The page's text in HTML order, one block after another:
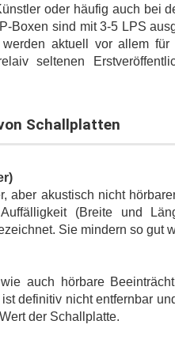
oder häufig auch bei
Boxen sind mit 3-5 LPS
aktuell vor allem für
seltenen
Schallplatten
aber akustisch nicht
(Breite und
Sie mindern so gut
auch hörbare
definitiv nicht entfernbar
der Schallplatte.